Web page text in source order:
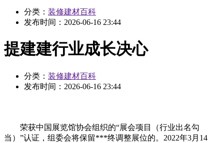
分类： 装修建材百科
发布时间： 2026-06-16 23:44
提建建行业成长决心
分类： 装修建材百科
发布时间： 2026-06-16 23:44
荣获中国展览馆协会组织的“展会项目（行业出名勾
当）”认证，组委会将保留***终调整展位的。2022年3月14